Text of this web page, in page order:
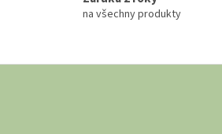
na všechny produkty